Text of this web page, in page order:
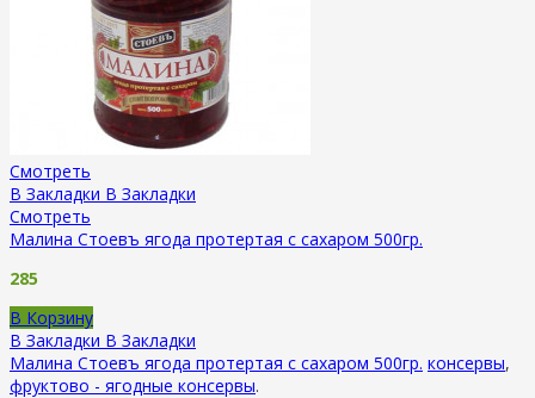
Смотреть
В Закладки В Закладки
Смотреть
Малина Стоевъ ягода протертая с сахаром 500гр.
285
В Корзину
В Закладки В Закладки
Малина Стоевъ ягода протертая с сахаром 500гр. консервы,
фруктово - ягодные консервы.